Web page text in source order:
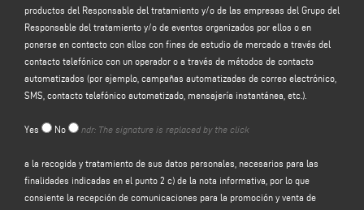
JURÍDICA
El Responsable del tratamiento tratará sus datos personales de
identificación y de contacto (tales como: nombre, apellidos, razón social,
dirección, ciudad, código postal, provincia, estado, dirección de correo
electrónico, número de teléfono) facilitados directamente por usted al
cumplimentar el formulario de recogida de datos de la sección"CONTACTOS"
"Sitio").
personales con la finalidad de:
a) responder a su mensaje o solicitud de informaciónenviada a través de
productos del Responsable del tratamiento y/o de las empresas del Grupo del
Responsable del tratamiento y/o de eventos organizados por ellos o en
ponerse en contacto con ellos con fines de estudio de mercado a través del
contacto telefónico con un operador o a través de métodos de contacto
automatizados (por ejemplo, campañas automatizadas de correo electrónico,
SMS, contacto telefónico automatizado, mensajería instantánea, etc.).
Yes No ndr: The signature is replaced by the click
a la recogida y tratamiento de sus datos personales, necesarios para las
finalidades indicadas en el punto 2 c) de la nota informativa, por lo que
consiente la recepción de comunicaciones para la promoción y venta de